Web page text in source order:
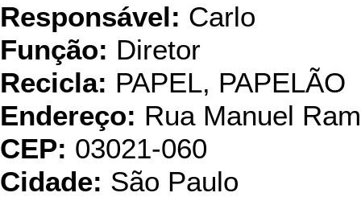
Responsável: Carlo
Função: Diretor
Recicla: PAPEL, PAPELÃO
Endereço: Rua Manuel
CEP: 03021-060
Cidade: São Paulo